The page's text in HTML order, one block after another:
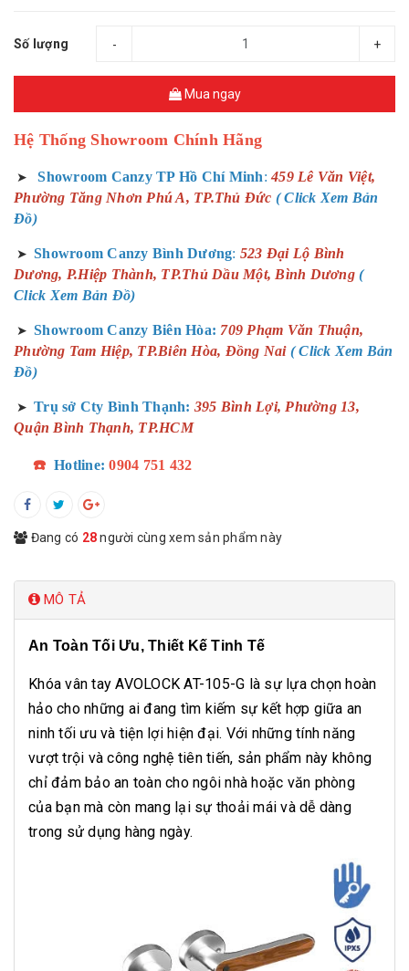
Số lượng - +
Mua ngay
Hệ Thống Showroom Chính Hãng
➤ Showroom Canzy TP Hồ Chí Minh: 459 Lê Văn Việt,
Phường Tăng Nhơn Phú A, TP.Thủ Đức ( Click Xem Bản
Đồ)
➤ Showroom Canzy Bình Dương: 523 Đại Lộ Bình
Dương, P.Hiệp Thành, TP.Thủ Dầu Một, Bình Dương (
Click Xem Bản Đồ)
➤ Showroom Canzy Biên Hòa: 709 Phạm Văn Thuận,
Phường Tam Hiệp, TP.Biên Hòa, Đồng Nai ( Click Xem Bản
Đồ)
➤ Trụ sở Cty Bình Thạnh: 395 Bình Lợi, Phường 13,
Quận Bình Thạnh, TP.HCM
☎️ Hotline: 0904 751 432
Đang có 28người cùng xem sản phẩm này
MÔ TẢ
An Toàn Tối Ưu, Thiết Kế Tinh Tế
Khóa vân tay AVOLOCK AT-105-G là sự lựa chọn hoàn
hảo cho những ai đang tìm kiếm sự kết hợp giữa an
ninh tối ưu và tiện lợi hiện đại. Với những tính năng
vượt trội và công nghệ tiên tiến, sản phẩm này không
chỉ đảm bảo an toàn cho ngôi nhà hoặc văn phòng
của bạn mà còn mang lại sự thoải mái và dễ dàng
trong sử dụng hàng ngày.